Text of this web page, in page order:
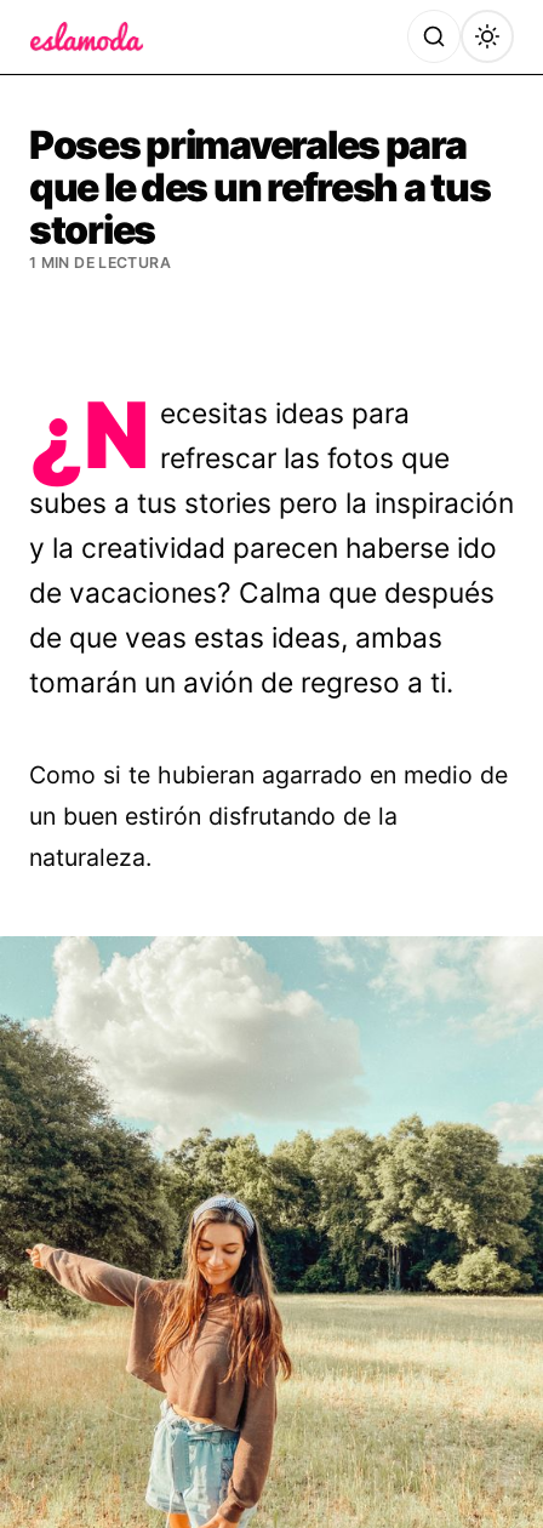
Poses primaverales para
que le des un refresh a tus
stories
1 MIN DE LECTURA
¿N ecesitas ideas para
refrescar las fotos que
subes a tus stories pero la inspiración
y la creatividad parecen haberse ido
de vacaciones? Calma que después
de que veas estas ideas, ambas
tomarán un avión de regreso a ti.
Como si te hubieran agarrado en medio de
un buen estirón disfrutando de la
naturaleza.